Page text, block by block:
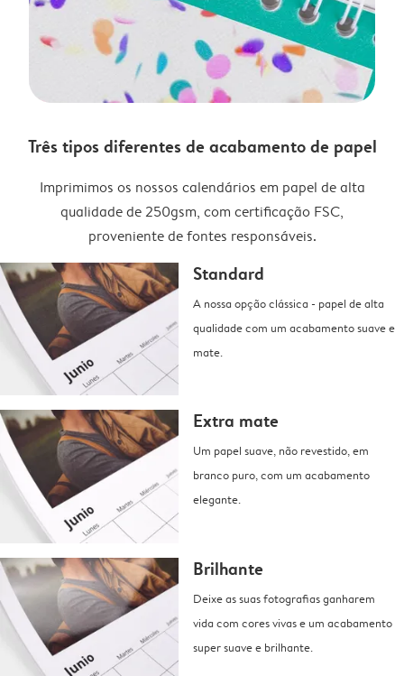
Três tipos diferentes de acabamento de papel
Imprimimos os nossos calendários em papel de alta
qualidade de 250gsm, com certificação FSC,
proveniente de fontes responsáveis.
Standard
A nossa opção clássica - papel de alta
qualidade com um acabamento suave e
mate.
Extra mate
Um papel suave, não revestido, em
branco puro, com um acabamento
elegante.
Brilhante
Deixe as suas fotografias ganharem
vida com cores vivas e um acabamento
super suave e brilhante.